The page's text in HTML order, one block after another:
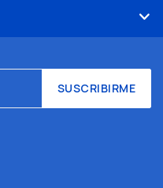
SUSCRIBIRME